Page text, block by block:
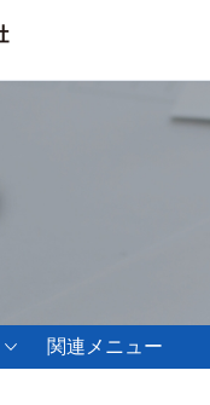
関連メニュー